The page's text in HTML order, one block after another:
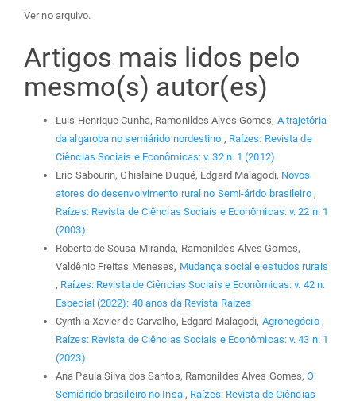
Ver no arquivo.
Artigos mais lidos pelo
mesmo(s) autor(es)
Luis Henrique Cunha, Ramonildes Alves Gomes, A trajetória
da algaroba no semiárido nordestino , Raízes: Revista de
Ciências Sociais e Econômicas: v. 32 n. 1 (2012)
Eric Sabourin, Ghislaine Duqué, Edgard Malagodi, Novos
atores do desenvolvimento rural no Semi-árido brasileiro ,
Raízes: Revista de Ciências Sociais e Econômicas: v. 22 n. 1
(2003)
Roberto de Sousa Miranda, Ramonildes Alves Gomes,
Valdênio Freitas Meneses, Mudança social e estudos rurais
, Raízes: Revista de Ciências Sociais e Econômicas: v. 42 n.
Especial (2022): 40 anos da Revista Raízes
Cynthia Xavier de Carvalho, Edgard Malagodi, Agronegócio ,
Raízes: Revista de Ciências Sociais e Econômicas: v. 43 n. 1
(2023)
Ana Paula Silva dos Santos, Ramonildes Alves Gomes,O
Semiárido brasileiro no Insa , Raízes: Revista de Ciências